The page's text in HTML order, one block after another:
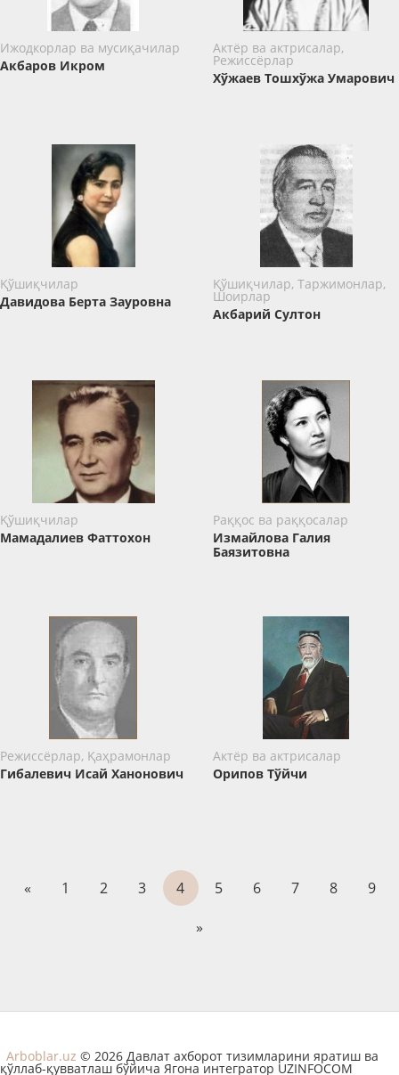
Ижодкорлар ва мусиқачилар
Акбаров Икром
Актёр ва актрисалар,
Режиссёрлар
Хўжаев Тошхўжа Умарович
Қўшиқчилар
Давидова Берта Зауровна
Қўшиқчилар, Таржимонлар,
Шоирлар
Акбарий Султон
Қўшиқчилар
Мамадалиев Фаттохон
Раққос ва раққосалар
Измайлова Галия
Баязитовна
Режиссёрлар, Қаҳрамонлар
Гибалевич Исай Ханонович
Актёр ва актрисалар
Орипов Тўйчи
« 1 2 3 4 5 6 7 8
9
»
Arboblar.uz © 2026 Давлат ахборот тизимларини яратиш ва
қўллаб-қувватлаш бўйича Ягона интегратор UZINFOCOM